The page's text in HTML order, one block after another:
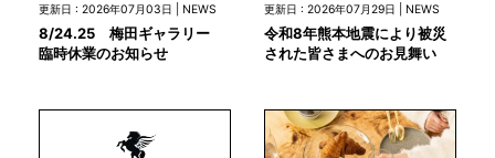
更新日 : 2026年07月03日 | NEWS
8/24.25 梅田ギャラリー
臨時休業のお知らせ
更新日 : 2026年07月29日 | NEWS
令和8年熊本地震により被災
された皆さまへのお見舞い